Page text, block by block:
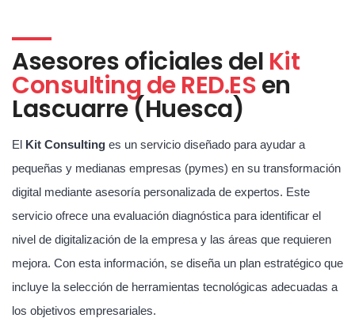
Asesores oficiales del Kit
Consulting de RED.ESen
Lascuarre (Huesca)
El Kit Consulting es un servicio diseñado para ayudar a
pequeñas y medianas empresas (pymes) en su transformación
digital mediante asesoría personalizada de expertos. Este
servicio ofrece una evaluación diagnóstica para identificar el
nivel de digitalización de la empresa y las áreas que requieren
mejora. Con esta información, se diseña un plan estratégico que
incluye la selección de herramientas tecnológicas adecuadas a
los objetivos empresariales.